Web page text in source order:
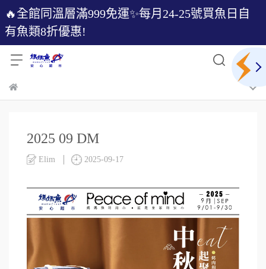
🔥全館同溫層滿999免運✨每月24-25號買魚日自
有魚類8折優惠!
2025 09 DM
Elim 2025-09-17